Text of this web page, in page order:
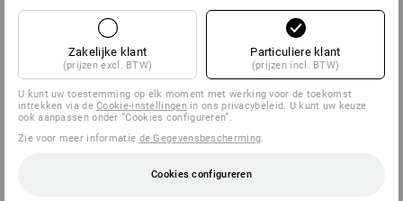
Bovendien zijn er nieuwe sub-
beschermingsklassen:
binnen de respectievelijke beschermingsklasse voor
Zakelijke klant
(prijzen excl. BTW)
Particuliere klant
(prijzen incl. BTW)
U kunt uw toestemming op elk moment met werking voor de toekomst
intrekken via deCookie-instellingenin ons privacybeleid. U kunt uw keuze
ook aanpassen onder “Cookies configureren”.
Zie voor meer informatie de Gegevensbescherming.
Cookies configureren